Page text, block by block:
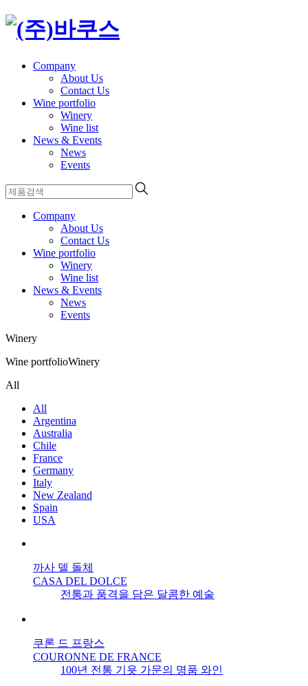
Company
About Us
Contact Us
Wine portfolio
Winery
Wine list
News & Events
News
Events
Company
About Us
Contact Us
Wine portfolio
Winery
Wine list
News & Events
News
Events
Winery
Wine portfolioWinery
All
All
Argentina
Australia
Chile
France
Germany
Italy
New Zealand
Spain
USA
까사 델 돌체
CASA DEL DOLCE
전통과 품격을 담은 달콤한 예술
쿠론 드 프랑스
COURONNE DE FRANCE
100년 전통 기욧 가문의 명품 와인